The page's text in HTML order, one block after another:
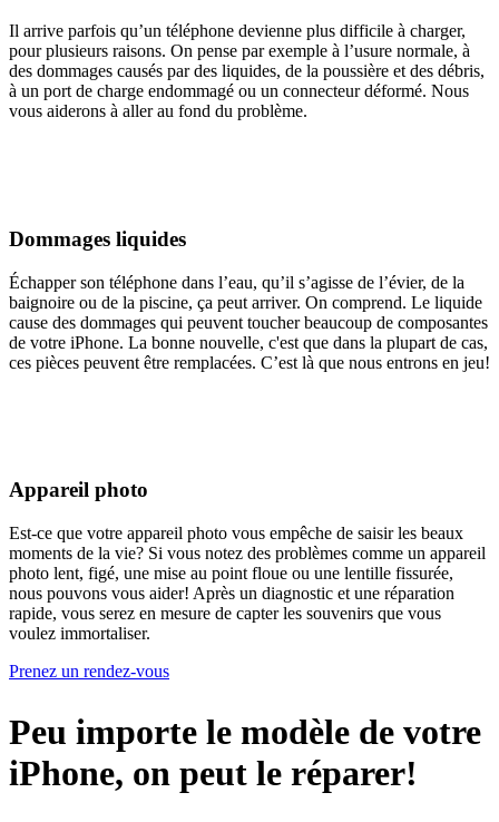
Il arrive parfois qu’un téléphone devienne plus difficile à charger,
pour plusieurs raisons. On pense par exemple à l’usure normale, à
des dommages causés par des liquides, de la poussière et des débris,
à un port de charge endommagé ou un connecteur déformé. Nous
vous aiderons à aller au fond du problème.
Dommages liquides
Échapper son téléphone dans l’eau, qu’il s’agisse de l’évier, de la
baignoire ou de la piscine, ça peut arriver. On comprend. Le liquide
cause des dommages qui peuvent toucher beaucoup de composantes
de votre iPhone. La bonne nouvelle, c'est que dans la plupart de cas,
ces pièces peuvent être remplacées. C’est là que nous entrons en jeu!
Appareil photo
Est-ce que votre appareil photo vous empêche de saisir les beaux
moments de la vie? Si vous notez des problèmes comme un appareil
photo lent, figé, une mise au point floue ou une lentille fissurée,
nous pouvons vous aider! Après un diagnostic et une réparation
rapide, vous serez en mesure de capter les souvenirs que vous
voulez immortaliser.
Prenez un rendez-vous
Peu importe le modèle de votre
iPhone, on peut le réparer!